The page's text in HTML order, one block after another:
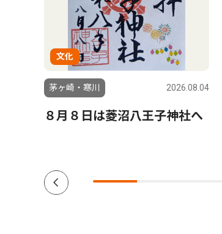
文化
茅ヶ崎・寒川 2026.08.04
８月８日は菱沼八王子神社へ